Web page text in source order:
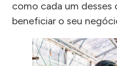
como cada um
beneficiar o seu